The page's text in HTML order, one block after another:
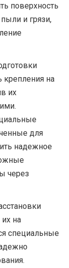
поверхность
и грязи,
крепления на
их
для
надежное
через
на
специальные